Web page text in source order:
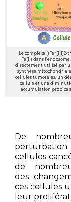
Le complexe [(Fer(III)2-
Fe(II) dans
directement utilisé par
synthèse
cellules tumorales, un
cellule et une
accumulation propice
De
perturbation
cellules
de
des
ces cellules
leur